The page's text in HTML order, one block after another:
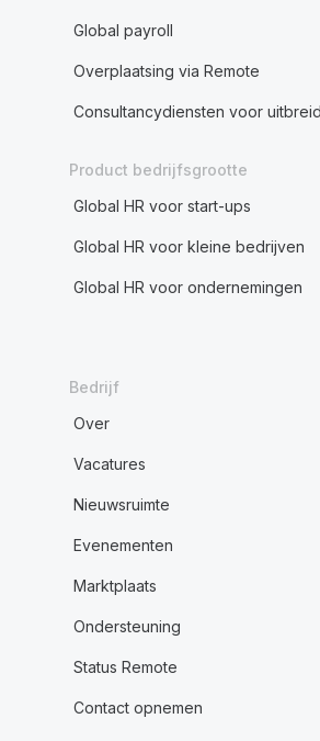
Global payroll
Overplaatsing via Remote
Consultancydiensten voor
Product bedrijfsgrootte
Global HR voor start-ups
Global HR voor kleine bedrijven
Global HR voor ondernemingen
Bedrijf
Over
Vacatures
Nieuwsruimte
Evenementen
Marktplaats
Ondersteuning
Status Remote
Contact opnemen